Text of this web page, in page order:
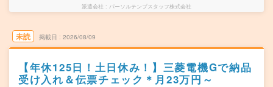
派遣会社 パーソルテンプスタッフ株式会社
未読 掲載日 2026/08/09
【年休125日！土日休み！】三菱電機Gで納品
受け入れ＆伝票チェック＊月23万円～